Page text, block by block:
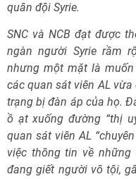
quân đội Syrie.
SNC và NCB đạt được
ngàn người Syrie rầm
nhưng một mặt là muốn
các quan sát viên AL
trạng bị đàn áp của họ.
ồ ạt xuống đường “thị
quan sát viên AL
việc thông tin về
đang giết người vô tội,